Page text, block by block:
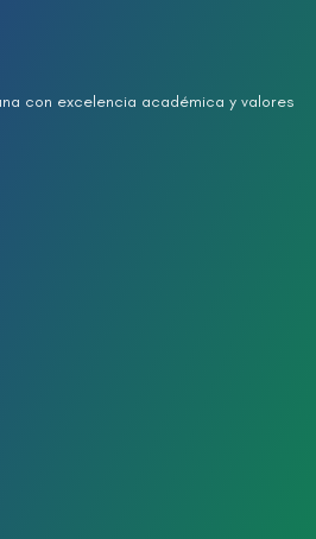
con excelencia académica y valores